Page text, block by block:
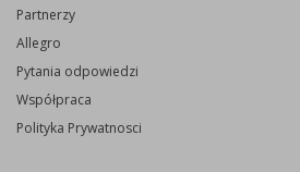
Partnerzy
Allegro
Pytania odpowiedzi
Współpraca
Polityka Prywatnosci